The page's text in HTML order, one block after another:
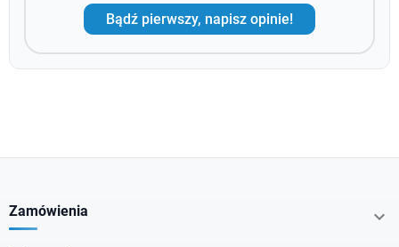
Bądź pierwszy, napisz opinie!
Zamówienia 